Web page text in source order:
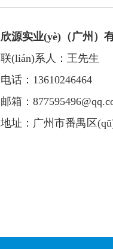
欣源实业(yè)（广州）
联(lián)系人：王先生
电话：13610246464
邮箱：
地址：广州市番禺区